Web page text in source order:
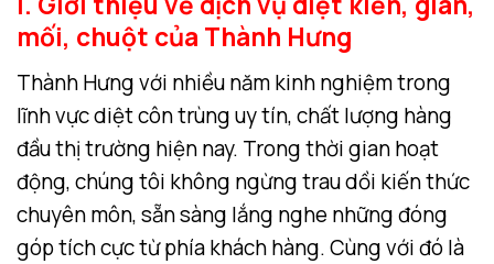
mối, chuột của Thành Hưng
Thành Hưng với nhiều năm kinh nghiệm trong
lĩnh vực diệt côn trùng uy tín, chất lượng hàng
đầu thị trường hiện nay. Trong thời gian hoạt
động, chúng tôi không ngừng trau dồi kiến thức
chuyên môn, sẵn sàng lắng nghe những đóng
góp tích cực từ phía khách hàng. Cùng với đó là